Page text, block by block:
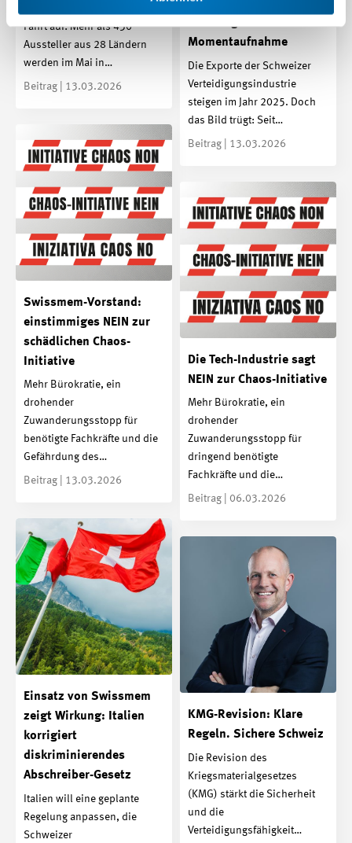
Fahrt auf: Mehr als 430
Aussteller aus 28 Ländern
werden im Mai in…
Beitrag | 13.03.2026
Verteidigungsindustrie:
Momentaufnahme
Die Exporte der Schweizer
Verteidigungsindustrie
steigen im Jahr 2025. Doch
das Bild trügt: Seit…
Beitrag | 13.03.2026
Swissmem-Vorstand:
einstimmiges NEIN zur
schädlichen Chaos-
Initiative
Mehr Bürokratie, ein
drohender
Zuwanderungsstopp für
benötigte Fachkräfte und die
Gefährdung des…
Beitrag | 13.03.2026
Die Tech-Industrie sagt
NEIN zur Chaos-Initiative
Mehr Bürokratie, ein
drohender
Zuwanderungsstopp für
dringend benötigte
Fachkräfte und die…
Beitrag | 06.03.2026
Einsatz von Swissmem
zeigt Wirkung: Italien
korrigiert
diskriminierendes
Abschreiber-Gesetz
Italien will eine geplante
Regelung anpassen, die
Schweizer
KMG-Revision: Klare
Regeln. Sichere Schweiz
Die Revision des
Kriegsmaterialgesetzes
(KMG) stärkt die Sicherheit
und die
Verteidigungsfähigkeit…